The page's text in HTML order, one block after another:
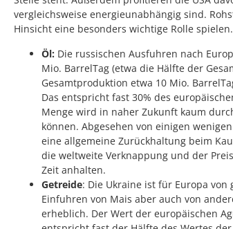
vergleichsweise energieunabhängig sind.
Hinsicht eine besonders wichtige Rolle spielen.
Öl: Die russischen Ausfuhren nach
Mio. BarrelTag (etwa die Hälfte der
Gesamtproduktion etwa 10 Mio.
Das entspricht fast 30% des
Menge wird in naher Zukunft kaum
können. Abgesehen von einigen
eine allgemeine Zurückhaltung beim
die weltweite Verknappung und der
Zeit anhalten.
Getreide: Die Ukraine ist für Europa von
Einfuhren von Mais aber auch von
erheblich. Der Wert der europäischen